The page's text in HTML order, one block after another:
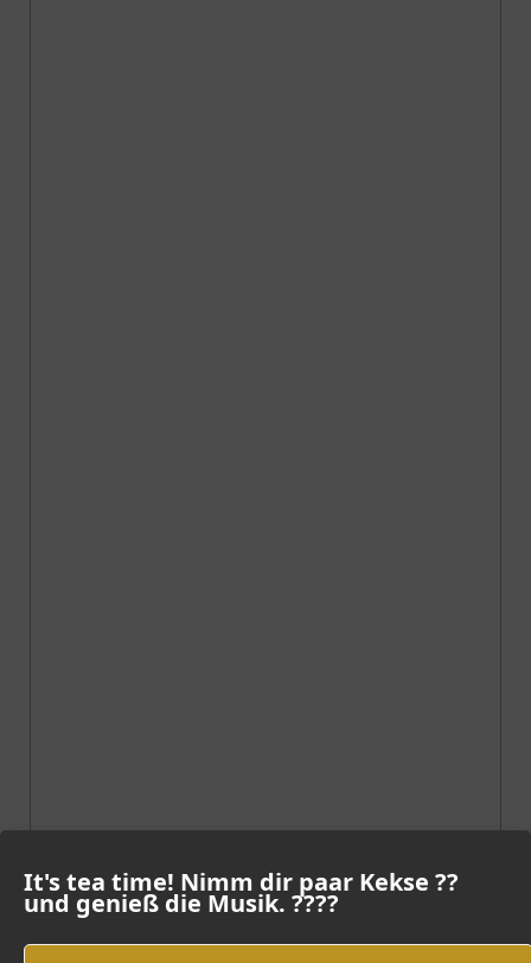
It's tea time! Nimm dir paar Kekse ??
und genieß die Musik. ????